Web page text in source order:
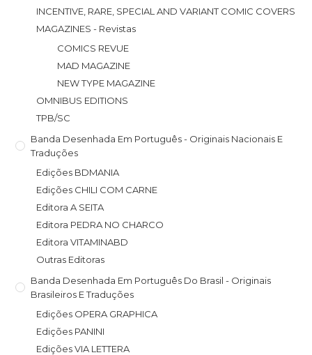
INCENTIVE, RARE, SPECIAL AND VARIANT COMIC COVERS
MAGAZINES - Revistas
COMICS REVUE
MAD MAGAZINE
NEW TYPE MAGAZINE
OMNIBUS EDITIONS
TPB/SC
Banda Desenhada Em Português - Originais Nacionais E
Traduções
Edições BDMANIA
Edições CHILI COM CARNE
Editora A SEITA
Editora PEDRA NO CHARCO
Editora VITAMINABD
Outras Editoras
Banda Desenhada Em Português Do Brasil - Originais
Brasileiros E Traduções
Edições OPERA GRAPHICA
Edições PANINI
Edições VIA LETTERA